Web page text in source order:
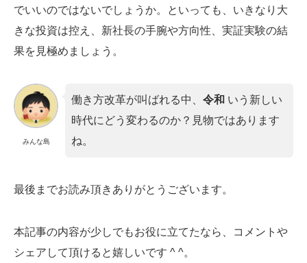
でいいのではないでしょうか。といっても、いきなり大
きな投資は控え、新社長の手腕や方向性、実証実験の結
果を見極めましょう。
みんな島
働き方改革が叫ばれる中、令和 いう新しい
時代にどう変わるのか？見物ではあります
ね。
最後までお読み頂きありがとうございます。
本記事の内容が少しでもお役に立てたなら、コメントや
シェアして頂けると嬉しいです ^ ^。